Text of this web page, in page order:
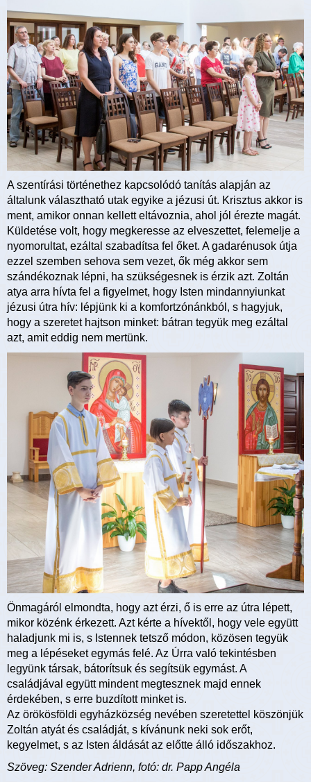
A szentírási történethez kapcsolódó tanítás alapján az
általunk választható utak egyike a jézusi út. Krisztus akkor is
ment, amikor onnan kellett eltávoznia, ahol jól érezte magát.
Küldetése volt, hogy megkeresse az elveszettet, felemelje a
nyomorultat, ezáltal szabadítsa fel őket. A gadarénusok útja
ezzel szemben sehova sem vezet, ők még akkor sem
szándékoznak lépni, ha szükségesnek is érzik azt. Zoltán
atya arra hívta fel a figyelmet, hogy Isten mindannyiunkat
jézusi útra hív: lépjünk ki a komfortzónánkból, s hagyjuk,
hogy a szeretet hajtson minket: bátran tegyük meg ezáltal
azt, amit eddig nem mertünk.
Önmagáról elmondta, hogy azt érzi, ő is erre az útra lépett,
mikor közénk érkezett. Azt kérte a hívektől, hogy vele együtt
haladjunk mi is, s Istennek tetsző módon, közösen tegyük
meg a lépéseket egymás felé. Az Úrra való tekintésben
legyünk társak, bátorítsuk és segítsük egymást. A
családjával együtt mindent megtesznek majd ennek
érdekében, s erre buzdított minket is.
Az örökösföldi egyházközség nevében szeretettel köszönjük
Zoltán atyát és családját, s kívánunk neki sok erőt,
kegyelmet, s az Isten áldását az előtte álló időszakhoz.
Szöveg: Szender Adrienn, fotó: dr. Papp Angéla